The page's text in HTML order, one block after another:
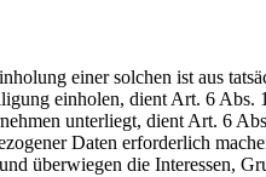
einer solchen ist aus
einholen, dient Art. 6
unterliegt, dient Art. 6
Daten erforderlich
überwiegen die Interessen,